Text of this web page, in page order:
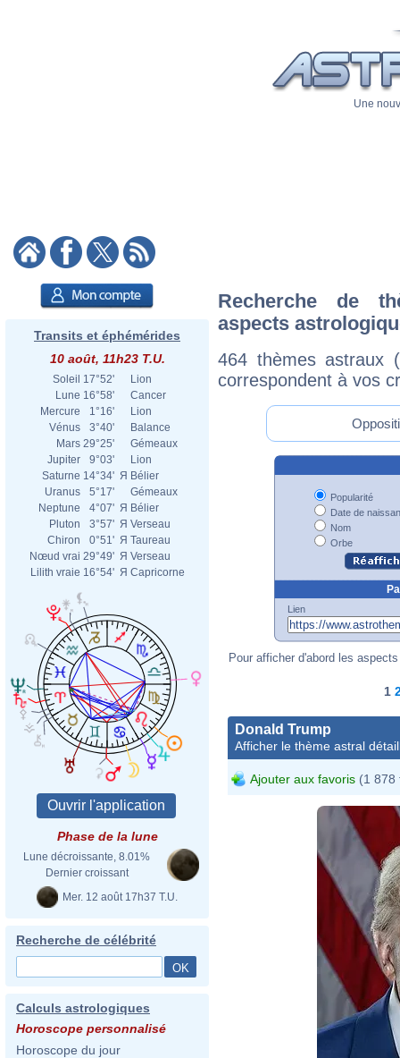
Une
Transits et éphémérides
10 août, 11h23 T.U.
Soleil 17°52'
Lion
Lune 16°58'
Cancer
Mercure
1°16'
Lion
Vénus
3°40'
Balance
Mars 29°25'
Gémeaux
Jupiter
9°03'
Lion
Saturne 14°34' Я Bélier
Uranus
5°17'
Gémeaux
Neptune
4°07' Я Bélier
Pluton
3°57' Я Verseau
Chiron
0°51' Я Taureau
Nœud vrai 29°49' Я Verseau
Lilith vraie 16°54' Я Capricorne
Phase de la lune
Lune décroissante, 8.01%
Dernier croissant
Mer. 12 août 17h37 T.U.
Recherche de célébrité
Calculs astrologiques
Horoscope personnalisé
Horoscope du jour
Recherche de
aspects
464 thèmes astraux
correspondent à vos
Popularité
Date de
Nom
Orbe
Lien
Pour afficher d'abord les
1
Donald Trump
Afficher le thème astral
Ajouter aux favoris (1 878